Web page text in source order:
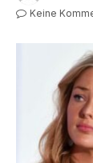
Keine